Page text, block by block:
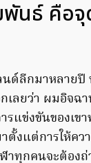
พันธ์ คือ
ด์ลีกมาหลายปี
เลยว่า ผมอิจฉ
แข่งขันของเข
ตั้งแต่การให้ค
ทุกคนจะต้องถ่